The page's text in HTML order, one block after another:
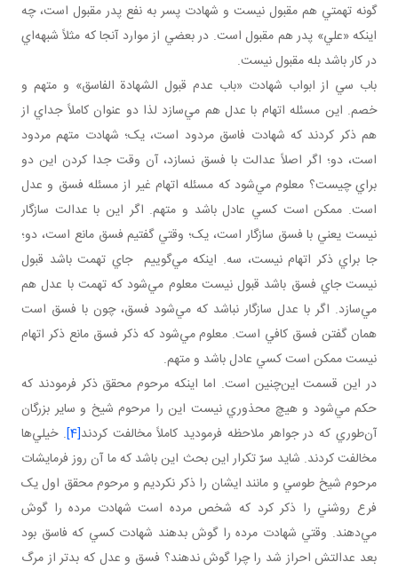
گونه تهمتي هم مقبول نيست و شهادت پسر به نفع پدر مقبول است، چه
اينکه «علي» پدر هم مقبول است. در بعضي از موارد آنجا که مثلاً شبهه‌اي
در کار باشد بله مقبول نيست.
باب سي از ابواب شهادت «باب عدم قبول الشهادة الفاسق» و متهم و
خصم. اين مسئله اتهام با عدل هم مي‌سازد لذا دو عنوان کاملاً جداي از
هم ذکر کردند که شهادت فاسق مردود است، يک؛ شهادت متهم مردود
است، دو؛ اگر اصلاً عدالت با فسق نسازد، آن وقت جدا کردن اين دو
براي چيست؟ معلوم مي‌شود که مسئله اتهام غير از مسئله فسق و عدل
است. ممکن است کسي عادل باشد و متهم. اگر اين با عدالت سازگار
نيست يعني با فسق سازگار است، يک؛ وقتي گفتيم فسق مانع است، دو؛
جا براي ذکر اتهام نيست، سه. اينکه مي‌گوييم جاي تهمت باشد قبول
نيست جاي فسق باشد قبول نيست معلوم مي‌شود که تهمت با عدل هم
مي‌سازد. اگر با عدل سازگار نباشد که مي‌شود فسق، چون با فسق است
همان گفتن فسق کافي است. معلوم مي‌شود که ذکر فسق مانع ذکر اتهام
نيست ممکن است کسي عادل باشد و متهم.
در اين قسمت اين‌چنين است. اما اينکه مرحوم محقق ذکر فرمودند که
حکم مي‌شود و هيچ محذوري نيست اين را مرحوم شيخ و ساير بزرگان
آن‌طوري که در جواهر ملاحظه فرموديد کاملاً مخالفت کردند[4] . خيلي‌ها
مخالفت کردند. شايد سرّ تکرار اين بحث اين باشد که ما آن روز فرمايشات
مرحوم شيخ طوسي و مانند ايشان را ذکر نکرديم و مرحوم محقق اول يک
فرع روشني را ذکر کرد که شخص مرده است شهادت مرده را گوش
مي‌دهند. وقتي شهادت مرده را گوش بدهند شهادت کسي که فاسق بود
بعد عدالتش احراز شد را چرا گوش ندهند؟ فسق و عدل که بدتر از مرگ